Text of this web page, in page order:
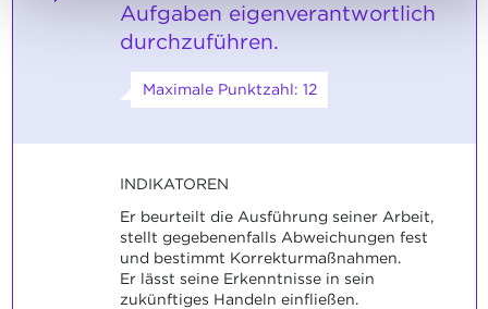
Aufgaben eigenverantwortlich
durchzuführen.
Maximale Punktzahl: 12
INDIKATOREN
Er beurteilt die Ausführung seiner Arbeit,
stellt gegebenenfalls Abweichungen fest
und bestimmt Korrekturmaßnahmen.
Er lässt seine Erkenntnisse in sein
zukünftiges Handeln einfließen.